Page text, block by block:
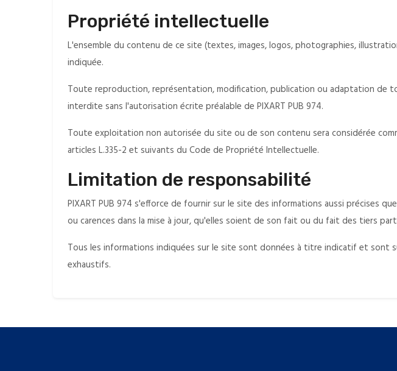
Propriété intellectuelle
L'ensemble du contenu de ce site (textes, images, logos, photographies,
indiquée.
Toute reproduction, représentation, modification, publication ou adaptation de
interdite sans l'autorisation écrite préalable de PIXART PUB 974.
Toute exploitation non autorisée du site ou de son contenu sera considérée
articles L.335-2 et suivants du Code de Propriété Intellectuelle.
Limitation de responsabilité
PIXART PUB 974 s'efforce de fournir sur le site des informations aussi précises
ou carences dans la mise à jour, qu'elles soient de son fait ou du fait des tiers
Tous les informations indiquées sur le site sont données à titre indicatif et sont
exhaustifs.